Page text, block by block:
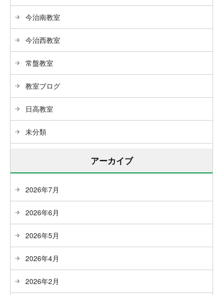
今治南教室
今治西教室
常盤教室
教室ブログ
日高教室
未分類
アーカイブ
2026年7月
2026年6月
2026年5月
2026年4月
2026年2月